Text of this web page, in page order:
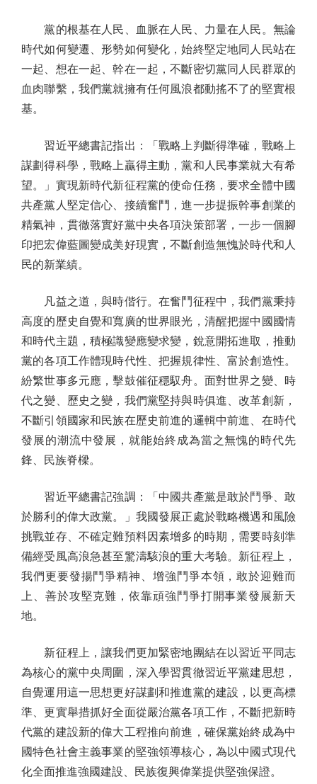
黨的根基在人民、血脈在人民、力量在人民。無論
時代如何變遷、形勢如何變化，始終堅定地同人民站在
一起、想在一起、幹在一起，不斷密切黨同人民群眾的
血肉聯繫，我們黨就擁有任何風浪都動搖不了的堅實根
基。
習近平總書記指出：「戰略上判斷得準確，戰略上
謀劃得科學，戰略上贏得主動，黨和人民事業就大有希
望。」實現新時代新征程黨的使命任務，要求全體中國
共產黨人堅定信心、接續奮鬥，進一步提振幹事創業的
精氣神，貫徹落實好黨中央各項決策部署，一步一個腳
印把宏偉藍圖變成美好現實，不斷創造無愧於時代和人
民的新業績。
凡益之道，與時偕行。在奮鬥征程中，我們黨秉持
高度的歷史自覺和寬廣的世界眼光，清醒把握中國國情
和時代主題，積極識變應變求變，銳意開拓進取，推動
黨的各項工作體現時代性、把握規律性、富於創造性。
紛繁世事多元應，擊鼓催征穩馭舟。面對世界之變、時
代之變、歷史之變，我們黨堅持與時俱進、改革創新，
不斷引領國家和民族在歷史前進的邏輯中前進、在時代
發展的潮流中發展，就能始終成為當之無愧的時代先
鋒、民族脊樑。
習近平總書記強調：「中國共產黨是敢於鬥爭、敢
於勝利的偉大政黨。」我國發展正處於戰略機遇和風險
挑戰並存、不確定難預料因素增多的時期，需要時刻準
備經受風高浪急甚至驚濤駭浪的重大考驗。新征程上，
我們更要發揚鬥爭精神、增強鬥爭本領，敢於迎難而
上、善於攻堅克難，依靠頑強鬥爭打開事業發展新天
地。
新征程上，讓我們更加緊密地團結在以習近平同志
為核心的黨中央周圍，深入學習貫徹習近平黨建思想，
自覺運用這一思想更好謀劃和推進黨的建設，以更高標
準、更實舉措抓好全面從嚴治黨各項工作，不斷把新時
代黨的建設新的偉大工程推向前進，確保黨始終成為中
國特色社會主義事業的堅強領導核心，為以中國式現代
化全面推進強國建設、民族復興偉業提供堅強保證。